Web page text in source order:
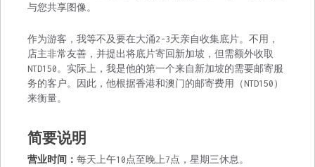
与您共享图像。
作为游客，我等不及要在大涌2-3天亲自收集底片。不用，
店主非常友善，并提出将底片寄回新加坡，但需额外收取
NTD150。实际上，我是他的第一个来自新加坡的需要邮寄服
务的客户。因此，他根据香港和澳门的邮寄费用（NTD150）
来衡量。
简要说明
营业时间： 每天上午10点至晚上7点，星期三休息。